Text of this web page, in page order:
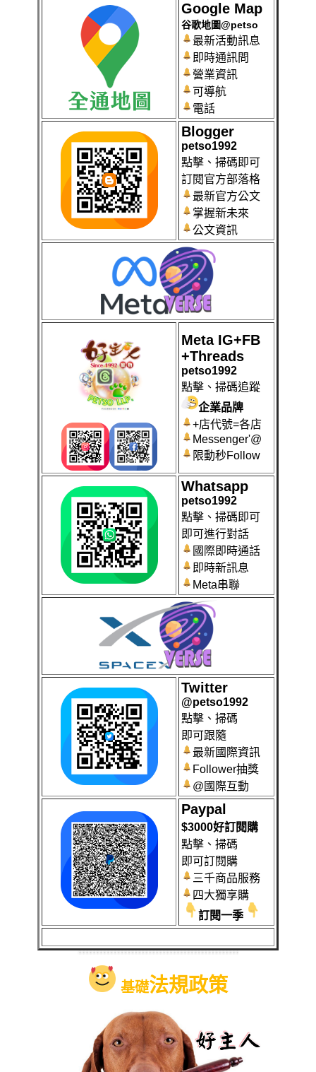
Google Map
谷歌地圖@petso
最新活動訊息
即時通訊問
營業資訊
可導航
電話
Blogger
petso1992
點擊、掃碼即可
訂閱官方部落格
最新官方公文
掌握新未來
公文資訊
Meta IG+FB
+Threads
petso1992
點擊、掃碼追蹤
企業品牌
+店代號=各店
Messenger'@
限動秒Follow
Whatsapp
petso1992
點擊、掃碼即可
即可進行對話
國際即時通話
即時新訊息
Meta串聯
Twitter
@petso1992
點擊、掃碼
即可跟隨
最新國際資訊
Follower抽獎
@國際互動
Paypal
$3000好訂閱購
點擊、掃碼
即可訂閱購
三千商品服務
四大獨享購
訂閱一季
基礎法規政策